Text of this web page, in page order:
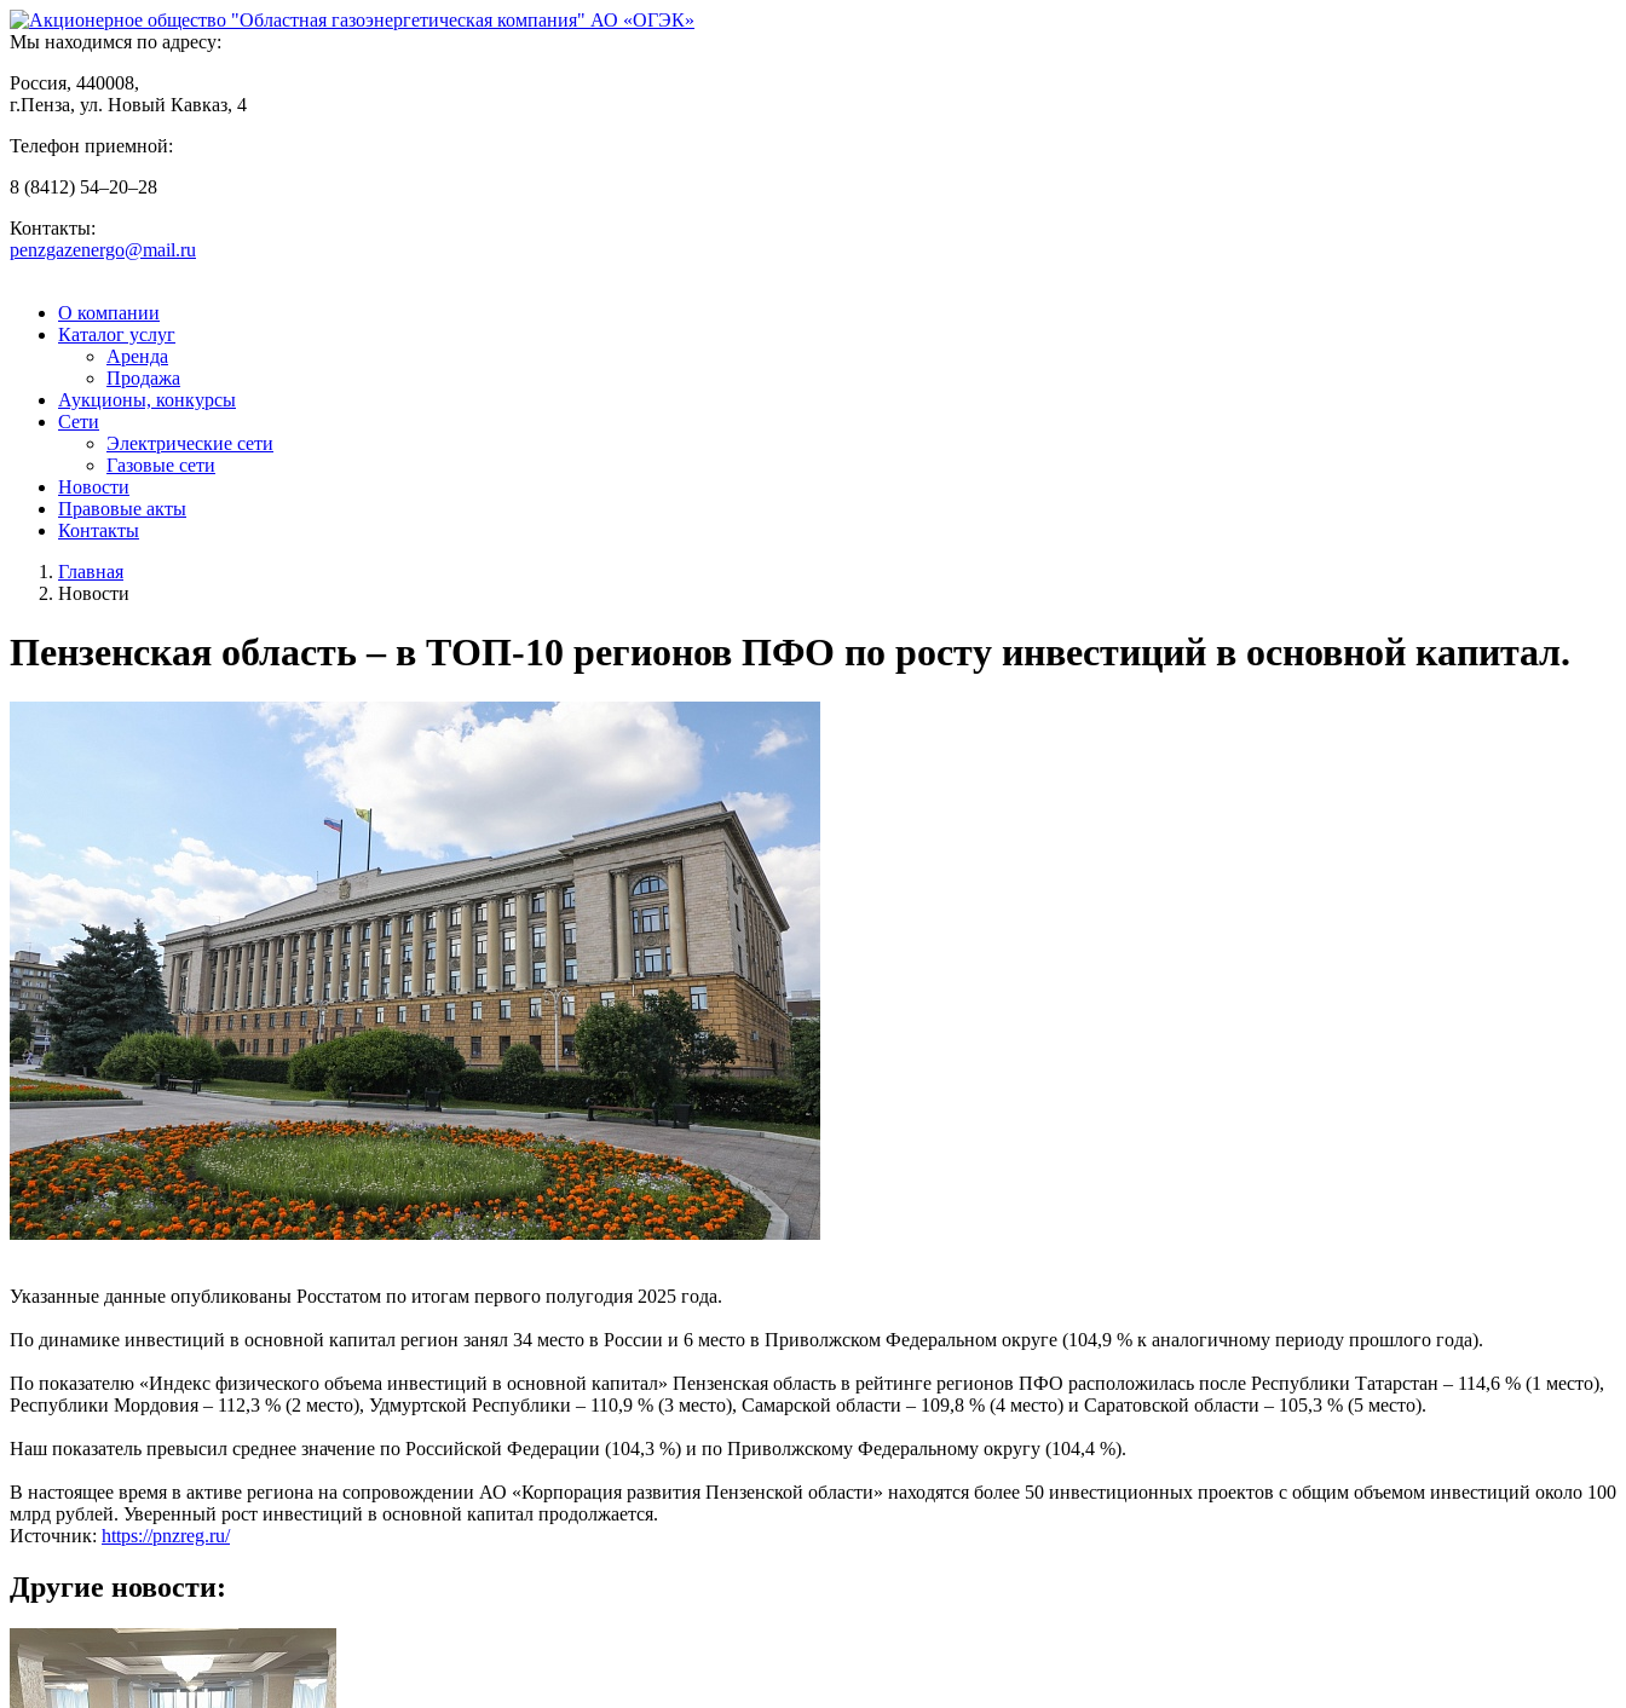
АО «ОГЭК»
Мы находимся по адресу:
Россия, 440008,
г.Пенза, ул. Новый Кавказ, 4
Телефон приемной:
8 (8412) 54–20–28
Контакты:
penzgazenergo@mail.ru
О компании
Каталог услуг
Аренда
Продажа
Аукционы, конкурсы
Сети
Электрические сети
Газовые сети
Новости
Правовые акты
Контакты
Главная
Новости
Пензенская область – в ТОП-10 регионов ПФО по росту инвестиций в основной капитал.
Указанные данные опубликованы Росстатом по итогам первого полугодия 2025 года.
По динамике инвестиций в основной капитал регион занял 34 место в России и 6 место в Приволжском Федеральном округе (104,9 % к аналогичному периоду прошлого года).
По показателю «Индекс физического объема инвестиций в основной капитал» Пензенская область в рейтинге регионов ПФО расположилась после Республики Татарстан – 114,6 % (1 место),
Республики Мордовия – 112,3 % (2 место), Удмуртской Республики – 110,9 % (3 место), Самарской области – 109,8 % (4 место) и Саратовской области – 105,3 % (5 место).
Наш показатель превысил среднее значение по Российской Федерации (104,3 %) и по Приволжскому Федеральному округу (104,4 %).
В настоящее время в активе региона на сопровождении АО «Корпорация развития Пензенской области» находятся более 50 инвестиционных проектов с общим объемом инвестиций около 100
млрд рублей. Уверенный рост инвестиций в основной капитал продолжается.
Источник: https://pnzreg.ru/
Другие новости: